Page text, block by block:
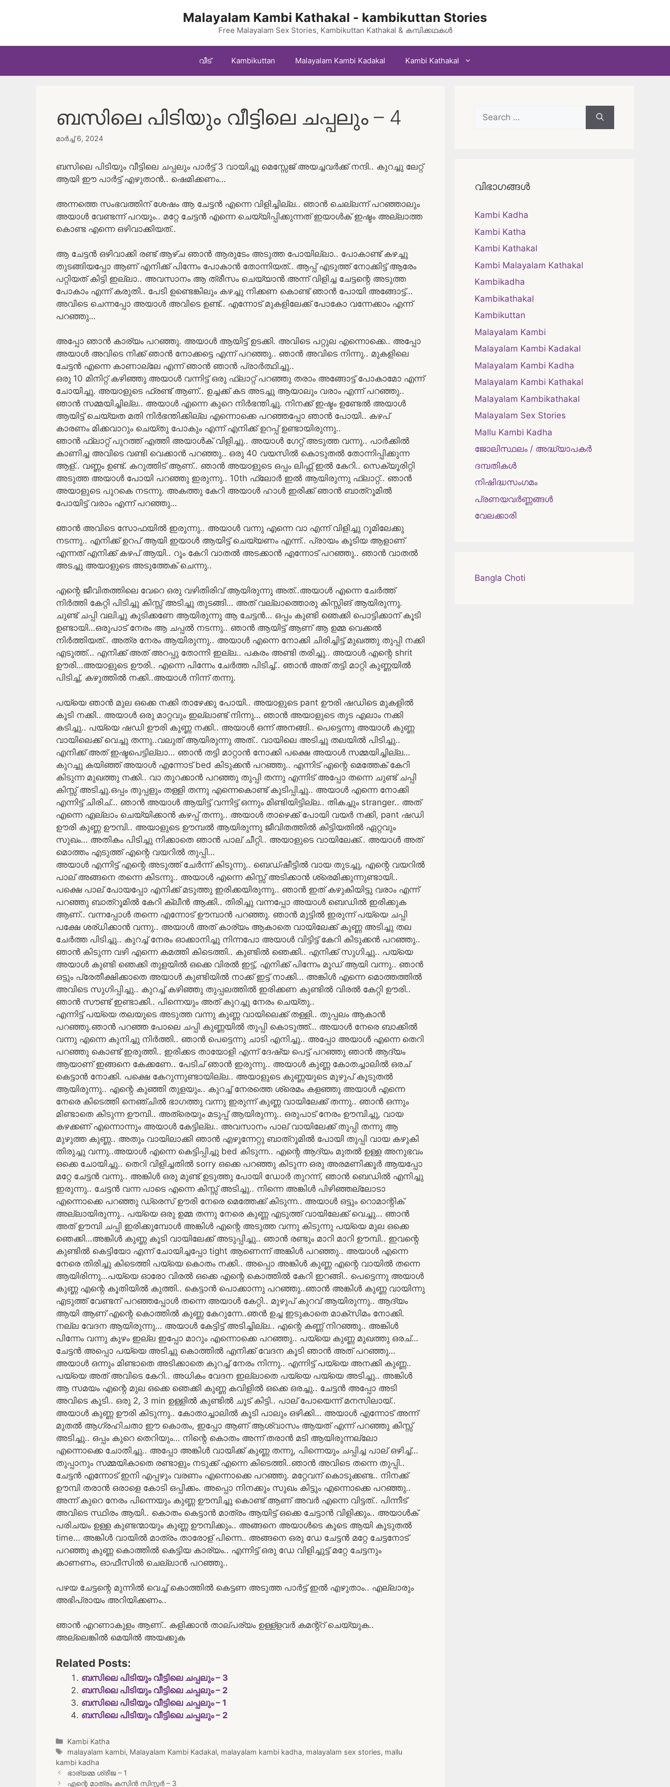
Malayalam Kambi Kathakal - kambikuttan Stories
Free Malayalam Sex Stories, Kambikuttan Kathakal & കമ്പിക്കഥകൾ
വീട് Kambikuttan Malayalam Kambi Kadakal Kambi Kathakal
ബസിലെ പിടിയും വീട്ടിലെ ചപ്പലും – 4
മാർച്ച്‌ 6, 2024
ബസിലെ പിടിയും വീട്ടിലെ ചപ്പലും പാർട്ട്‌ 3 വായിച്ചു മെസ്സേജ് അയച്ചവർക്ക് നന്ദി.. കുറച്ചു ലേറ്റ്
ആയി ഈ പാർട്ട്‌ എഴുതാൻ.. ഷെമിക്കണം…
അന്നത്തെ സംഭവത്തിന്‌ ശേഷം ആ ചേട്ടൻ എന്നെ വിളിച്ചില്ല.. ഞാൻ ചെല്ലന്ന് പറഞ്ഞാലും
അയാൾ വേണ്ടന്ന് പറയും.. മറ്റേ ചേട്ടൻ എന്നെ ചെയ്യിപ്പിക്കുന്നത് ഇയാൾക് ഇഷ്ടം അല്ലാത്ത
കൊണ്ട എന്നെ ഒഴിവാക്കിയത്..
ആ ചേട്ടൻ ഒഴിവാക്കി രണ്ട് ആഴ്ച ഞാൻ ആരുടേം അടുത്ത പോയില്ലാ.. പോകാണ്ട് കഴച്ചു
തുടങ്ങിയപ്പോ ആണ് എനിക്ക് പിന്നേം പോകാൻ തോന്നിയത്.. ആപ്പ് എടുത്ത് നോക്കിട്ട് ആരേം
പറ്റിയത് കിട്ടി ഇല്ലാ.. അവസാനം ആ ത്രീസം ചെയ്യാൻ അന്ന് വിളിച്ച ചേട്ടന്റെ അടുത്ത
പോകാം എന്ന് കരുതി.. പേടി ഉണ്ടെങ്കിലും കഴച്ചു നിക്കണ കൊണ്ട് ഞാൻ പോയി അങ്ങോട്ട്…
അവിടെ ചെന്നപ്പോ അയാൾ അവിടെ ഉണ്ട്.. എന്നോട് മുകളിലേക്ക് പോകോ വന്നേക്കാം എന്ന്
പറഞ്ഞു…
അപ്പോ ഞാൻ കാര്യം പറഞ്ഞു. അയാൾ ആയിട്ട് ഉടക്കി. അവിടെ പറ്റുല എന്നൊക്കെ.. അപ്പോ
അയാൾ അവിടെ നിക്ക് ഞാൻ നോക്കട്ടെ എന്ന് പറഞ്ഞു.. ഞാൻ അവിടെ നിന്നു.. മുകളിലെ
ചേട്ടൻ എന്നെ കാണാല്ലേ എന്ന് ഞാൻ ഞാൻ പ്രാർത്ഥിച്ചു..
ഒരു 10 മിനിറ്റ് കഴിഞ്ഞു അയാൾ വന്നിട്ട് ഒരു ഫ്ലാറ്റ് പറഞ്ഞു തരാം അങ്ങോട്ട്‌ പോകാമോ എന്ന്
ചോയിച്ചു. അയാളുടെ ഫ്രണ്ട് ആണ്.. ഉച്ചക്ക് കട അടച്ചു ആയാലും വരാം എന്ന് പറഞ്ഞു..
ഞാൻ സമ്മയിച്ചില്ല.. അയാൾ എന്നെ കുറെ നിർഭന്തിച്ചു. നിനക്ക് ഇഷ്ടം ഉണ്ടേൽ അയാൾ
ആയിട്ട് ചെയ്യത മതി നിർഭന്തിക്കില്ല എന്നൊക്കെ പറഞ്ഞപ്പോ ഞാൻ പോയി.. കഴപ്
കാരണം മിക്കവാറും ചെയ്തു പോകും എന്ന് എനിക്ക് ഉറപ്പ് ഉണ്ടായിരുന്നു..
ഞാൻ ഫ്ലാറ്റ് പുറത്ത് എത്തി അയാൾക് വിളിച്ചു.. അയാൾ ഗേറ്റ് അടുത്ത വന്നു.. പാർക്കിൽ
കാണിച്ച അവിടെ വണ്ടി വെക്കാൻ പറഞ്ഞു.. ഒരു 40 വയസിൽ കൊടുതൽ തോന്നിപ്പിക്കുന്ന
ആള്.. വണ്ണം ഉണ്ട്. കറുത്തിട് ആണ്.. ഞാൻ അയാളുടെ ഒപ്പം ലിഫ്റ്റ് ഇൽ കേറി.. സെക്യൂരിറ്റി
അടുത്ത അയാൾ പോയി പറഞ്ഞു ഇരുന്നു.. 10th ഫ്ലോർ ഇൽ ആയിരുന്നു ഫ്ലാറ്റ്.. ഞാൻ
അയാളുടെ പുറകെ നടന്നു. അകത്തു കേറി അയാൾ ഹാൾ ഇരിക്ക് ഞാൻ ബാത്‌റൂമിൽ
പോയിട്ട് വരാം എന്ന് പറഞ്ഞു…
ഞാൻ അവിടെ സോഫയിൽ ഇരുന്നു.. അയാൾ വന്നു എന്നെ വാ എന്ന് വിളിച്ചു റൂമിലേക്കു
നടന്നു.. എനിക്ക് ഉറപ് ആയി ഇയാൾ ആയിട്ട് ചെയ്യണം എന്ന്.. പ്രായം കൂടിയ ആളാണ്
എന്നത് എനിക്ക് കഴപ് ആയി.. റൂം കേറി വാതൽ അടക്കാൻ എന്നോട് പറഞ്ഞു.. ഞാൻ വാതൽ
അടച്ചു അയാളുടെ അടുത്തേക് ചെന്നു..
എന്റെ ജീവിതത്തിലെ വേറെ ഒരു വഴിതിരിവ് ആയിരുന്നു അത്..അയാൾ എന്നെ ചേർത്ത്
നിർത്തി കേറ്റി പിടിച്ചു കിസ്സ് അടിച്ചു തുടങ്ങി… അത് വല്ലാത്തൊരു കിസ്സിങ് ആയിരുന്നു.
ചുണ്ട് ചപ്പി വലിച്ചു കുടിക്കണേ ആയിരുന്നു ആ ചേട്ടൻ… ഒപ്പം കുണ്ടി ഞെക്കി പൊട്ടിക്കാന് കൂടി
ഉണ്ടായി…ഒരുപാട് നേരം ആ ചപ്പൽ നടന്നു.. ഞാൻ ആയിട്ട് ആണ് ആ ഉമ്മ വെക്കൽ
നിർത്തിയത്.. അത്ര നേരം ആയിരുന്നു.. അയാൾ എന്നെ നോക്കി ചിരിച്ചിട്ട് മുഖത്തു തുപ്പി നക്കി
എടുത്ത്… എനിക്ക് അത് അറപ്പു തോന്നി ഇല്ല.. പകരം അണ്ടി തരിച്ചു.. അയാൾ എന്റെ shrit
ഊരി…അയാളുടെ ഊരി.. എന്നെ പിന്നേം ചേർത്ത പിടിച്ച്.. ഞാൻ അത് തട്ടി മാറ്റി കുണ്ണയിൽ
പിടിച്ച്, കഴുത്തിൽ നക്കി..അയാൾ നിന്ന് തന്നു.
പയ്യെ ഞാൻ മുല ഒക്കെ നക്കി താഴേക്കു പോയി.. അയാളുടെ pant ഊരി ഷഡിടെ മുകളിൽ
കൂടി നക്കി.. അയാൾ ഒരു മാറ്റവും ഇല്ലാണ്ട് നിന്നു… ഞാൻ അയാളുടെ തുട എലാം നക്കി
കടിച്ചു.. പയ്യെ ഷഡി ഊരി കുണ്ണ നക്കി.. അയാൾ ഒന്ന് അനങ്ങി.. പെട്ടെന്നു അയാൾ കുണ്ണ
വായിലെക്ക് വെച്ചു തന്നു..വലുത് ആയിരുന്നു അത്.. വായിലെ അടിച്ചു തലയിൽ പിടിച്ചു..
എനിക്ക് അത് ഇഷ്ടപെട്ടില്ലാ… ഞാൻ തട്ടി മാറ്റാൻ നോക്കി പക്ഷെ അയാൾ സമ്മയിച്ചില്ല…
കുറച്ചു കയിഞ്ഞ് അയാൾ എന്നോട് bed കിടുക്കൻ പറഞ്ഞു.. എന്നിട് എന്റെ മെത്തേക് കേറി
കിടുന്ന മുഖത്തു നക്കി.. വാ തുറക്കാൻ പറഞ്ഞു തുപ്പി തന്നു എന്നിട് അപ്പോ തന്നെ ചുണ്ട് ചപ്പി
കിസ്സ് അടിച്ചു.ഒപ്പം തുപ്പളും തള്ളി തന്നു എന്നെകൊണ്ട് കുടിപ്പിച്ചു.. അയാൾ എന്നെ നോക്കി
എന്നിട്ട് ചിരിച്… ഞാൻ അയാൾ ആയിട്ട് വന്നിട്ട് ഒന്നും മിണ്ടിയിട്ടില്ല.. തികച്ചും stranger.. അത്
എന്നെ എല്ലാം ചെയ്യിക്കാൻ കഴപ്പ് തന്നു.. അയാൾ താഴെക്ക് പോയി വയർ നക്കി, pant ഷഡി
ഊരി കുണ്ണ ഊമ്പി.. അയാളുടെ ഊമ്പൽ ആയിരുന്നു ജീവിതത്തിൽ കിട്ടിയതിൽ ഏറ്റവും
സുഖം… അതികം പിടിച്ചു നിക്കാതെ ഞാൻ പാല് ചീറ്റി.. അയാളുടെ വായിലേക്ക്.. അയാൾ അത്
മൊത്തം എടുത്ത് എന്റെ വയറിൽ തുപ്പി…
അയാൾ എന്നിട്ട് എന്റെ അടുത്ത് ചേർന്ന് കിടുന്നു.. ബെഡ്ഷീട്ടിൽ വായ തുടച്ചു, എന്റെ വയറിൽ
പാല് അങ്ങനെ തന്നെ കിടന്നു.. അയാൾ എന്നെ കിസ്സ് അടിക്കാൻ ശ്രെമിക്കുന്നുണ്ടായി..
പക്ഷെ പാല് പോയപ്പോ എനിക്ക് മടുത്തു ഇരിക്കയിരുന്നു.. ഞാൻ ഇത് കഴുകിയിട്ടു വരാം എന്ന്
പറഞ്ഞു ബാത്‌റൂമിൽ കേറി ക്ലീൻ ആക്കി.. തിരിച്ചു വന്നപ്പോ അയാൾ ബെഡിൽ ഇരിക്കുക
ആണ്.. വന്നപ്പോൾ തന്നെ എന്നോട് ഊമ്പാൻ പറഞ്ഞു. ഞാൻ മുട്ടിൽ ഇരുന്ന് പയ്യെ ചപ്പി
പക്ഷേ ശര്ധിക്കാൻ വന്നു.. അയാൾ അത് കാര്യം ആകാതെ വായിലേക്ക് കുണ്ണ അടിച്ചു തല
ചേർത്ത പിടിച്ചു.. കുറച്ച് നേരം ഓക്കാനിച്ചു നിന്നപോ അയാൾ വിട്ടിട്ട് കേറി കിടുക്കൻ പറഞ്ഞു..
ഞാൻ കിടുന്ന വഴി എന്നെ കമത്തി കിടെത്തി.. കുണ്ടിൽ ഞെക്കി.. എനിക്ക് സുഗിച്ചു.. പയ്യെ
അയാൾ കുണ്ടി ഞെക്കി തുളയിൽ ഒക്കെ വിരൽ ഇട്ട്, എനിക്ക് പിന്നേം മൂഡ് ആയി വന്നു.. ഞാൻ
ഒട്ടും പ്രേതീക്ഷിക്കാതെ അയാൾ കുണ്ടിയിൽ നാക്ക് ഇട്ട് നാക്കി… അങ്കിൾ എന്നെ മൊത്തത്തിൽ
അവിടെ സുഗിപ്പിച്ചു.. കുറച്ച് കഴിഞ്ഞു തുപ്പലത്തിൽ ഇരിക്കണ കുണ്ടിൽ വിരൽ കേറ്റി ഊരി..
ഞാൻ സൗണ്ട് ഇണ്ടാക്കി.. പിന്നെയും അത് കുറച്ചു നേരം ചെയ്തു..
എന്നിട്ട് പയ്യെ തലയുടെ അടുത്ത വന്നു കുണ്ണ വായിലെക്ക് തള്ളി.. തുപ്പലം ആകാൻ
പറഞ്ഞു.ഞാൻ പറഞ്ഞ പോലെ ചപ്പി കുണ്ണയിൽ തുപ്പി കൊടുത്ത്… അയാൾ നേരെ ബാക്കിൽ
വന്നു എന്നെ കുനിച്ചു നിർത്തി.. ഞാൻ പെട്ടെന്നു ചാടി എനിച്ചു.. അപ്പോ അയാൾ എന്നെ തെറി
പറഞ്ഞു കൊണ്ട് ഇരുത്തി.. ഇരിക്കട തായോളി എന്ന് ദേഷ്യ പെട്ട് പറഞ്ഞു ഞാൻ ആദ്യം
ആയാണ് ഇങ്ങനെ കേക്കണേ.. പേടിച് ഞാൻ ഇരുന്നു.. അയാൾ കുണ്ണ കോതച്ചാലിൽ ഒരച്
കെട്ടാൻ നോക്കി. പക്ഷെ കേറുന്നുണ്ടായില്ല.. അയാളുടെ കുണ്ണയുടെ മുഴുപ് കൂടുതൽ
ആയിരുന്നു.. എന്റെ കുഞ്ഞി തുളയും.. കുറച്ച് നേരത്തെ ശ്രെമം കളഞ്ഞു അയാൾ എന്നെ
നേരെ കിടെത്തി നെഞ്ചിൽ ഭാഗത്തു വന്നു ഇരുന്ന് കുണ്ണ വായിലേക്ക് തന്നു.. ഞാൻ ഒന്നും
മിണ്ടാതെ കിടുന്ന ഊമ്പി.. അത്രെയും മടുപ്പ് ആയിരുന്നു.. ഒരുപാട് നേരം ഊമ്പിച്ചു, വായ
കഴക്കണ് എന്നൊന്നും അയാൾ കേട്ടില്ല.. അവസാനം പാല് വായിലേക്ക് തുപ്പി തന്നു ആ
മുഴുത്ത കുണ്ണ.. അതും വായിലാക്കി ഞാൻ എഴുന്നേറ്റു ബാത്‌റൂമിൽ പോയി തുപ്പി വായ കഴുകി
തിരുച്ചു വന്നു..അയാൾ എന്നെ കെട്ടിപ്പിച്ചു bed കിടുന്ന.. എന്റെ ആദ്യം മുതൽ ഉള്ള അനുഭവം
ഒക്കെ ചോയിച്ചു.. തെറി വിളിച്ചതിൽ sorry ഒക്കെ പറഞ്ഞു കിടുന്ന ഒരു അരമണിക്കൂർ ആയപ്പോ
മറ്റേ ചേട്ടൻ വന്നു.. അങ്കിൾ ഒരു മുണ്ട് ഉടുത്തു പോയി ഡോർ തുറന്ന്, ഞാൻ ബെഡിൽ എനിച്ചു
ഇരുന്നു.. ചേട്ടൻ വന്ന പാടെ എന്നെ കിസ്സ് അടിച്ചു.. നിന്നെ അങ്കിൾ പിഴിഞ്ഞല്ലോടാ
എന്നൊക്കെ പറഞ്ഞു ഡ്രെസ് ഊരി നേരെ മെത്തേക്ക് കിടുന്ന.. അയാൾ ഒട്ടും റൊമാന്റിക്
അല്ലായിരുന്നു.. പയ്യെ ഒരു ഉമ്മ തന്നു നേരെ കുണ്ണ എടുത്ത് വായിലേക്ക് വെച്ചു… ഞാൻ
അത് ഊമ്പി ചപ്പി ഇരിക്കുമ്പോൾ അങ്കിൾ എന്റെ അടുത്ത വന്നു കിടുന്നു പയ്യെ മുല ഒക്കെ
ഞെക്കി…അങ്കിൾ കുണ്ണ കൂടി വായിലേക്ക് അടുപ്പിച്ചു.. ഞാൻ രണ്ടും മാറി മാറി ഊമ്പി.. ഇവന്റെ
കുണ്ടിൽ കെട്ടിയോ എന്ന് ചോയിച്ചപ്പോ tight ആണെന്ന് അങ്കിൾ പറഞ്ഞു.. അയാൾ എന്നെ
നേരെ തിരിച്ചു കിടെത്തി പയ്യെ കൊതം നക്കി.. അപ്പൊ അങ്കിൾ കുണ്ണ എന്റെ വായിൽ തന്നെ
ആയിരിന്നു…പയ്യെ ഓരോ വിരൽ ഒക്കെ എന്റെ കൊത്തിൽ കേറി ഇറങ്ങി.. പെട്ടെന്നു അയാൾ
കുണ്ണ എന്റെ കൂതിയിൽ കുത്തി.. കെട്ടാൻ പൊക്കാന്നു പറഞ്ഞു..ഞാൻ അങ്കിൾ കുണ്ണ വായിന്നു
എടുത്ത് വേണ്ടന് പറഞ്ഞപ്പോൾ തന്നെ അയാൾ കേറ്റി.. മുഴുപ് കുറവ് ആയിരുന്നു.. ആദ്യം
ആയി ആണ് എന്റെ കൊത്തിൽ കുണ്ണ കേറുന്നേ..ഞൻ ഉച്ച ഇടുകാതെ മാക്സിമം നോക്കി.
നല്ല വേദന ആയിരുന്നു… അയാൾ കേട്ടിട്ട് അടിച്ചില്ല.. എന്റെ കണ്ണ് നിറഞ്ഞു.. അങ്കിൾ
പിന്നേം വന്നു കുഴം ഇല്ല ഇപ്പോ മാറും എന്നൊക്കെ പറഞ്ഞു.. പയ്യെ കുണ്ണ മുഖത്തു ഒരച്…
ചേട്ടൻ അപ്പൊ പയ്യെ അടിച്ചു കൊത്തിൽ എനിക്ക് വേദന കൂടി ഞാൻ അത് പറഞ്ഞു…
അയാൾ ഒന്നും മിണ്ടാതെ അടിക്കാതെ കുറച്ച് നേരം നിന്നു.. എന്നിട്ട് പയ്യെ അനക്കി കുണ്ണ..
പയ്യെ അത് അവിടെ കേറി.. അധികം വേദന ഇല്ലാതെ പയ്യെ പയ്യെ അടിച്ചു.. അങ്കിൾ
ആ സമയം എന്റെ മുല ഒക്കെ ഞെക്കി കുണ്ണ കവിളിൽ ഒക്കെ ഒരച്ചു.. ചേട്ടൻ അപ്പോ അടി
അവിടെ കൂടി.. ഒരു 2, 3 min ഉള്ളിൽ കുണ്ടിൽ ചൂട് കിട്ടി.. പാല് പോയെന്ന് മനസിലായ്..
അയാൾ കുണ്ണ ഊരി കിടുന്നു.. കോതാച്ചാലിൽ കൂടി പാലും ഒഴിക്കി… അയാൾ എന്നോട് അന്ന്
മുതൽ ആഗ്രഹിചതാ ഈ കൊതം, ഇപ്പോ ആണ് ആശ്വാസം ആയത് എന്ന് പറഞ്ഞു കിസ്സ്
അടിച്ചു.. ഒപ്പം കുറെ തെറിയും… നിന്റെ കൊതം അന്ന് തരാൻ മടി ആയിരുന്നല്ലോ
എന്നൊക്കെ ചോതിച്ചു.. അപ്പോ അങ്കിൾ വായിക്ക് കുണ്ണ തന്നു, പിന്നെയും ചപ്പിച്ച പാല് ഒഴിച്ച്…
തുപ്പാനും സമ്മയികാതെ രണ്ടാളും നടുക്ക് എന്നെ കിടെത്തി..ഞാൻ അവിടെ തന്നെ തുപ്പി..
ചേട്ടൻ എന്നോട് ഇനി എപ്പഴും വരണം എന്നൊക്കെ പറഞ്ഞു. മറ്റേവന് കൊടുക്കണ്ട.. നിനക്ക്
ഊമ്പി തരാൻ ഒരാളെ കോടി ഒപ്പിക്കം. അപ്പൊ നിനക്കും സുഖം കിട്ടും എന്നൊക്കെ പറഞ്ഞു..
അന്ന് കുറെ നേരം പിന്നെയും കുണ്ണ ഊമ്പിച്ചു കൊണ്ട് ആണ് അവർ എന്നെ വിട്ടത്.. പിന്നീട്
അവിടെ സ്ഥിരം ആയി.. കൊതം കെട്ടാൻ മാത്രം ആയിട്ട് ഒക്കെ ചേട്ടാൻ വിളിക്കും.. അയാൾക്
പരിചയം ഉള്ള കുണ്ടന്മായും കുണ്ണ ഊമ്പിക്കും.. അങ്ങനെ അയാൾടെ കൂടെ ആയി കൂടുതൽ
time… അങ്കിൾ വായിൽ മാത്രം താരോള് പിന്നെ.. അങ്ങനെ ഒരു ഡേ ചേട്ടൻ മറ്റേ ചേട്ടനോട്
പറഞ്ഞു കുണ്ണ കൊത്തിൽ കെട്ടിയ കാര്യം.. എന്നിട്ട് ഒരു ഡേ വിളിച്ചുട്ട് മറ്റേ ചേട്ടനും
കാണണം, ഓഫീസിൽ ചെല്ലാൻ പറഞ്ഞു..
പഴയ ചേട്ടന്റെ മുന്നിൽ വെച്ച് കൊത്തിൽ കെട്ടണ അടുത്ത പാർട്ട്‌ ഇൽ എഴുതാം.. എല്ലാരും
അഭിപ്രായം അറിയിക്കണം..
ഞാൻ എറണാകുളം ആണ്.. കളിക്കാൻ താല്പര്യം ഉള്ള്ളവർ കമന്റ്റ് ചെയ്യുക..
അല്ലെങ്കിൽ മെയിൽ അയക്കുക
Related Posts:
ബസിലെ പിടിയും വീട്ടിലെ ചപ്പലും – 3
ബസിലെ പിടിയും വീട്ടിലെ ചപ്പലും – 2
ബസിലെ പിടിയും വീട്ടിലെ ചപ്പലും – 1
ബസിലെ പിടിയും വീട്ടിലെ ചപ്പലും – 2
Categories
Kambi Katha
Tags
malayalam kambi, Malayalam Kambi Kadakal, malayalam kambi kadha, malayalam sex stories, mallu
kambi kadha
Post
navigation
ഭാര്യമ്മ ശ്രീജ – 1
എന്റെ മാത്രം കസിൻ സിസ്റ്റർ – 3
Search
for:
വിഭാഗങ്ങൾ
Kambi Kadha
Kambi Katha
Kambi Kathakal
Kambi Malayalam Kathakal
Kambikadha
Kambikathakal
Kambikuttan
Malayalam Kambi
Malayalam Kambi Kadakal
Malayalam Kambi Kadha
Malayalam Kambi Kathakal
Malayalam Kambikathakal
Malayalam Sex Stories
Mallu Kambi Kadha
ജോലിസ്ഥലം / അദ്ധ്യാപകർ
ദമ്പതികള്‍
നിഷിദ്ധസംഗമം
പ്രണയവർണ്ണങ്ങൾ
വേലക്കാരി
Bangla Choti